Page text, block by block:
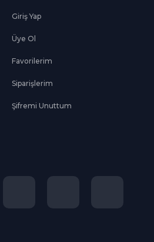
Giriş Yap
Üye Ol
Favorilerim
Siparişlerim
Şifremi Unuttum